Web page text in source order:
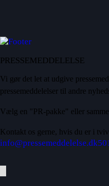
PRESSEMEDDELELSE
Vi gør det let at udgive
pressemeddelelser til andre
Vælg en "PR-pakke" eller
Kontakt os gerne, hvis du er i
info@pressemeddelelse.dk